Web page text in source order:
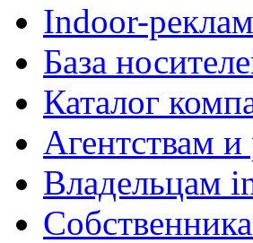
Indoor-
База
Каталог
Агентствам
Владельцам